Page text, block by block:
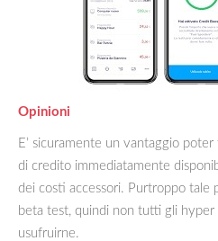
Opinioni
E’ sicuramente un vantaggio
di credito immediatamente
dei costi accessori. Purtroppo tale
beta test, quindi non tutti gli hyper
usufruirne.